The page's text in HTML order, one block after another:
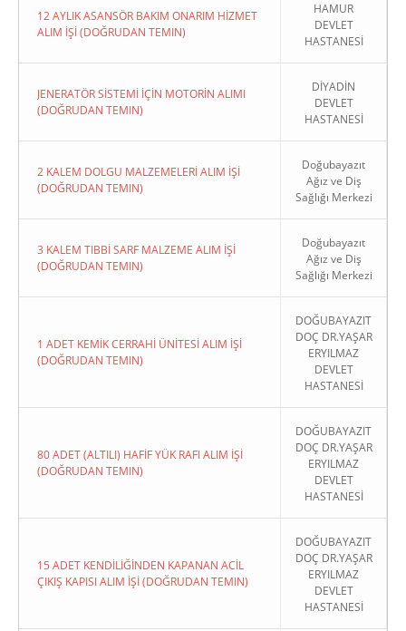
12 AYLIK ASANSÖR BAKIM ONARIM HİZMET
ALIM İŞİ (DOĞRUDAN TEMIN)
HAMUR
DEVLET
HASTANESİ
JENERATÖR SİSTEMİ İÇİN MOTORİN ALIMI
(DOĞRUDAN TEMIN)
DİYADİN
DEVLET
HASTANESİ
2 KALEM DOLGU MALZEMELERİ ALIM İŞİ
(DOĞRUDAN TEMIN)
Doğubayazıt
Ağız ve Diş
Sağlığı Merkezi
3 KALEM TIBBİ SARF MALZEME ALIM İŞİ
(DOĞRUDAN TEMIN)
Doğubayazıt
Ağız ve Diş
Sağlığı Merkezi
1 ADET KEMİK CERRAHİ ÜNİTESİ ALIM İŞİ
(DOĞRUDAN TEMIN)
DOĞUBAYAZIT
DOÇ DR.YAŞAR
ERYILMAZ
DEVLET
HASTANESİ
80 ADET (ALTILI) HAFİF YÜK RAFI ALIM İŞİ
(DOĞRUDAN TEMIN)
DOĞUBAYAZIT
DOÇ DR.YAŞAR
ERYILMAZ
DEVLET
HASTANESİ
15 ADET KENDİLİĞİNDEN KAPANAN ACİL
ÇIKIŞ KAPISI ALIM İŞİ (DOĞRUDAN TEMIN)
DOĞUBAYAZIT
DOÇ DR.YAŞAR
ERYILMAZ
DEVLET
HASTANESİ